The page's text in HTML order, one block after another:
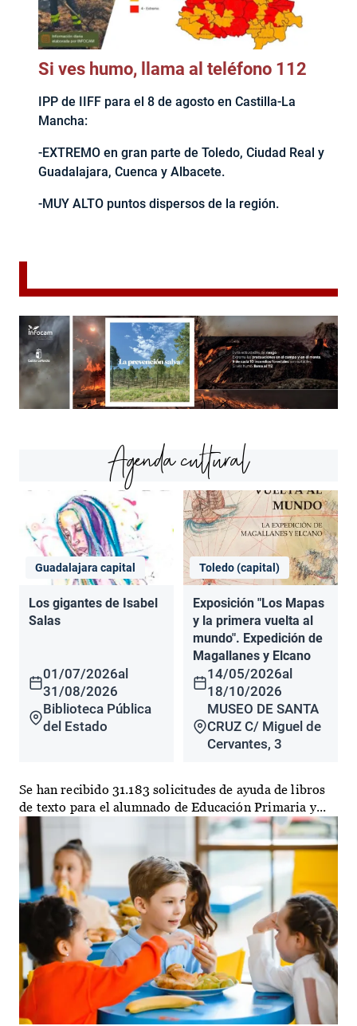
Si ves humo, llama al teléfono 112
IPP de IIFF para el 8 de agosto en Castilla-La
Mancha:
-EXTREMO en gran parte de Toledo, Ciudad Real y
Guadalajara, Cuenca y Albacete.
-MUY ALTO puntos dispersos de la región.
Agenda cultural
Guadalajara capital
Los gigantes de Isabel
Salas
01/07/2026al
31/08/2026
Biblioteca Pública
del Estado
Toledo (capital)
Exposición "Los Mapas
y la primera vuelta al
mundo". Expedición de
Magallanes y Elcano
14/05/2026al
18/10/2026
MUSEO DE SANTA
CRUZ C/ Miguel de
Cervantes, 3
Se han recibido 31.183 solicitudes de ayuda de libros
de texto para el alumnado de Educación Primaria y...